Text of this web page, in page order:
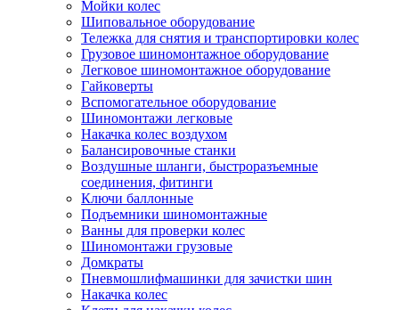
Мойки колес
Шиповальное оборудование
Тележка для снятия и транспортировки колес
Грузовое шиномонтажное оборудование
Легковое шиномонтажное оборудование
Гайковерты
Вспомогательное оборудование
Шиномонтажи легковые
Накачка колес воздухом
Балансировочные станки
Воздушные шланги, быстроразъемные
соединения, фитинги
Ключи баллонные
Подъемники шиномонтажные
Ванны для проверки колес
Шиномонтажи грузовые
Домкраты
Пневмошлифмашинки для зачистки шин
Накачка колес